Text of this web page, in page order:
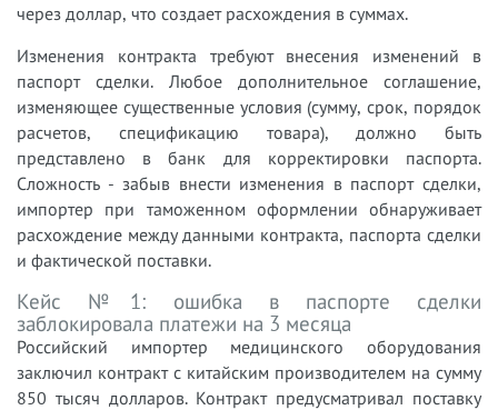
через доллар, что создает расхождения в суммах.
Изменения контракта требуют внесения изменений в
паспорт сделки. Любое дополнительное соглашение,
изменяющее существенные условия (сумму, срок, порядок
расчетов, спецификацию товара), должно быть
представлено в банк для корректировки паспорта.
Сложность - забыв внести изменения в паспорт сделки,
импортер при таможенном оформлении обнаруживает
расхождение между данными контракта, паспорта сделки
и фактической поставки.
Кейс №1: ошибка в паспорте сделки
заблокировала платежи на 3 месяца
Российский импортер медицинского оборудования
заключил контракт с китайским производителем на сумму
850 тысяч долларов. Контракт предусматривал поставку